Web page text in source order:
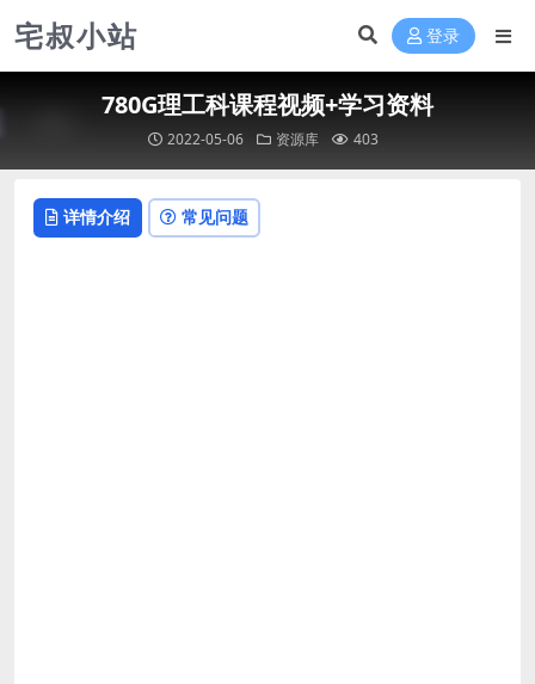
宅叔小站 登录
780G理工科课程视频+学习资料
2022-05-06 资源库 403
详情介绍 常见问题